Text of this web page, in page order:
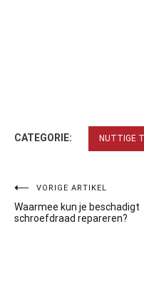
CATEGORIE: NUTTIGE
Bericht
navigatie
VORIGE ARTIKEL
Waarmee kun je beschadigt
schroefdraad repareren?